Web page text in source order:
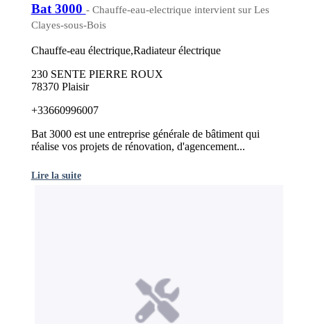
Bat 3000 - Chauffe-eau-electrique intervient sur Les
Clayes-sous-Bois
Chauffe-eau électrique,Radiateur électrique
230 SENTE PIERRE ROUX
78370 Plaisir
+33660996007
Bat 3000 est une entreprise générale de bâtiment qui
réalise vos projets de rénovation, d'agencement...
Lire la suite